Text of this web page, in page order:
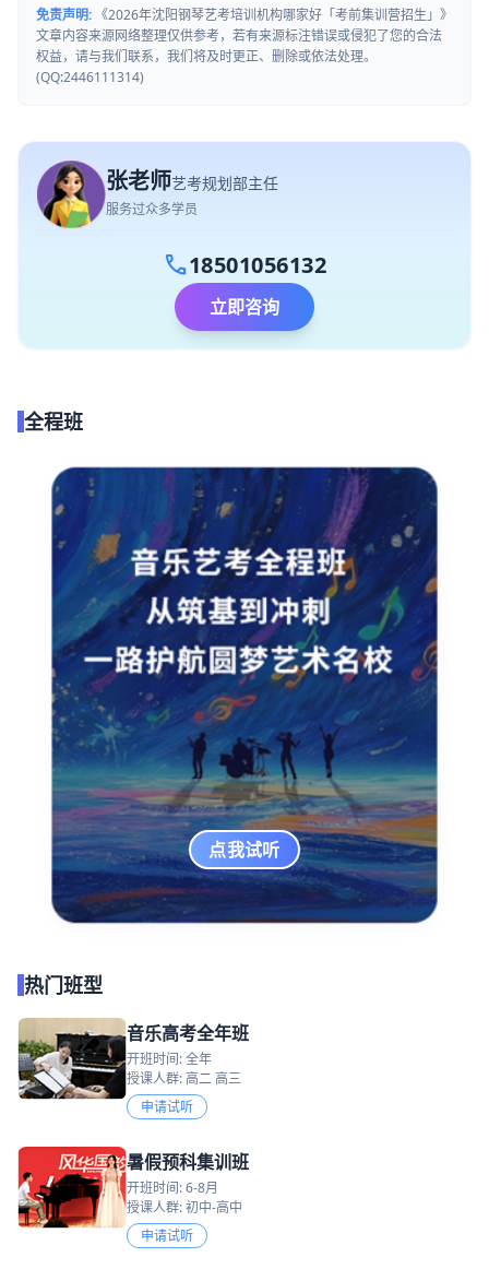
免责声明: 《2026年沈阳钢琴艺考培训机构哪家好「考前集训营招生」》
文章内容来源网络整理仅供参考，若有来源标注错误或侵犯了您的合法
权益，请与我们联系，我们将及时更正、删除或依法处理。
(QQ:2446111314)
张老师艺考规划部主任
服务过众多学员
call18501056132
立即咨询
全程班
点我试听
热门班型
音乐高考全年班
开班时间: 全年
授课人群: 高二 高三
申请试听
暑假预科集训班
开班时间: 6-8月
授课人群: 初中-高中
申请试听